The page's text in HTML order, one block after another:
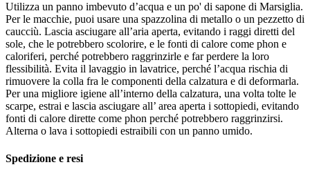
Utilizza un panno imbevuto d’acqua e un po' di sapone di Marsiglia.
Per le macchie, puoi usare una spazzolina di metallo o un pezzetto di
caucciù. Lascia asciugare all’aria aperta, evitando i raggi diretti del
sole, che le potrebbero scolorire, e le fonti di calore come phon e
caloriferi, perché potrebbero raggrinzirle e far perdere la loro
flessibilità. Evita il lavaggio in lavatrice, perché l’acqua rischia di
rimuovere la colla fra le componenti della calzatura e di deformarla.
Per una migliore igiene all’interno della calzatura, una volta tolte le
scarpe, estrai e lascia asciugare all’ area aperta i sottopiedi, evitando
fonti di calore dirette come phon perché potrebbero raggrinzirsi.
Alterna o lava i sottopiedi estraibili con un panno umido.
Spedizione e resi